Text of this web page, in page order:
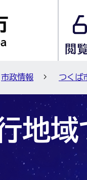
市政情報 つくば
地域